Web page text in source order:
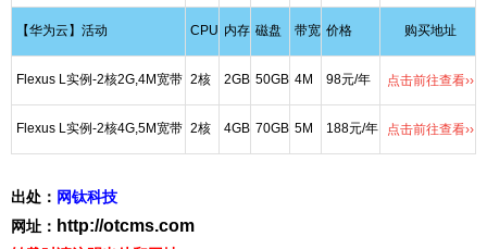
【华为云】活动 CPU 内存 磁盘 带宽 价格 购买地址
Flexus L实例-2核2G,4M宽带 2核 2GB 50GB 4M 98元/年 点击前往查看››
Flexus L实例-2核4G,5M宽带 2核 4GB 70GB 5M 188元/年 点击前往查看››
出处： 网钛科技
网址： http://otcms.com